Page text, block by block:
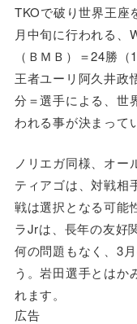
TKOで破り世界王座
月中旬に行われる、
（ＢＭＢ）＝24勝
王者ユーリ阿久井政
分＝選手による、世
われる事が決まって
ノリエガ同様、オー
ティアゴは、対戦相
戦は選択となる可能
ラJrは、長年の友好
何の問題もなく、3
う。岩田選手とはか
れます。
広告